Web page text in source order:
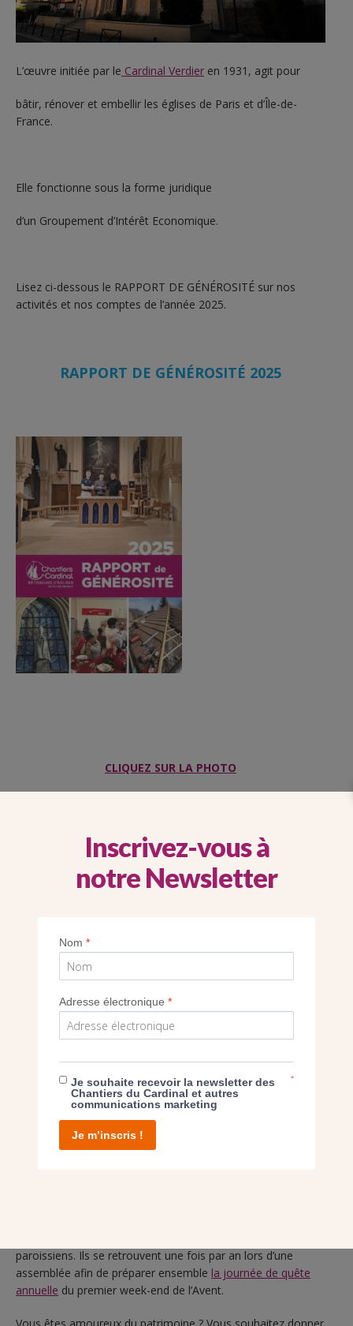
L’œuvre initiée par le Cardinal Verdier en 1931, agit pour
bâtir, rénover et embellir les églises de Paris et d’Île-de-
France.
Elle fonctionne sous la forme juridique
d’un Groupement d’Intérêt Economique.
Lisez ci-dessous le RAPPORT DE GÉNÉROSITÉ sur nos
activités et nos comptes de l’année 2025.
RAPPORT DE GÉNÉROSITÉ 2025
CLIQUEZ SUR LA PHOTO
À L’ŒUVRE DANS LES PAROISSES : LES
paroissiens. Ils se retrouvent une fois par an lors d’une
assemblée afin de préparer ensemble la journée de quête
annuelle du premier week-end de l’Avent.
Inscrivez-vous à
notre Newsletter
Nom*
Adresse électronique*
Je souhaite recevoir la newsletter des
Chantiers du Cardinal et autres
communications marketing
*
Je m’inscris !